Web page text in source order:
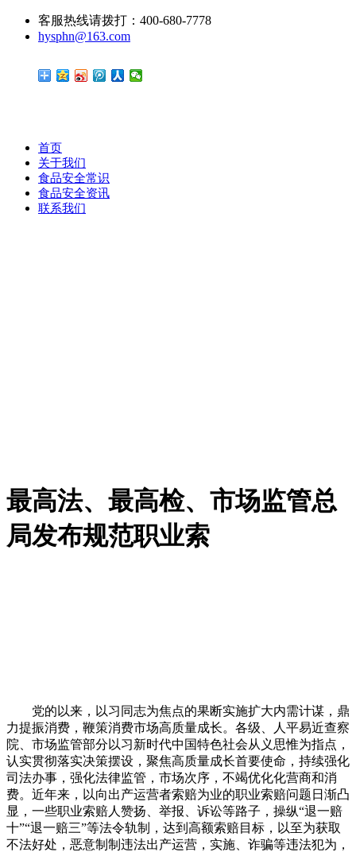
客服热线请拨打：400-680-7778
hysphn@163.com
首页
关于我们
食品安全常识
食品安全资讯
联系我们
最高法、最高检、市场监管总
局发布规范职业索
党的以来，以习同志为焦点的果断实施扩大内需计谋，鼎
力提振消费，鞭策消费市场高质量成长。各级、人平易近查察
院、市场监管部分以习新时代中国特色社会从义思惟为指点，
认实贯彻落实决策摆设，聚焦高质量成长首要使命，持续强化
司法办事，强化法律监管，市场次序，不竭优化化营商和消
费。近年来，以向出产运营者索赔为业的职业索赔问题日渐凸
显，一些职业索赔人赞扬、举报、诉讼等路子，操纵“退一赔
十”“退一赔三”等法令轨制，达到高额索赔目标，以至为获取
不法好处，恶意制制违法出产运营，实施、诈骗等违法犯为，